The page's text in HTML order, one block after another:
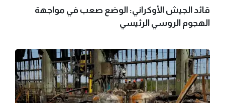
قائد الجيش الأوكراني: الوضع صعب في مواجهة
الهجوم الروسي الرئيسي